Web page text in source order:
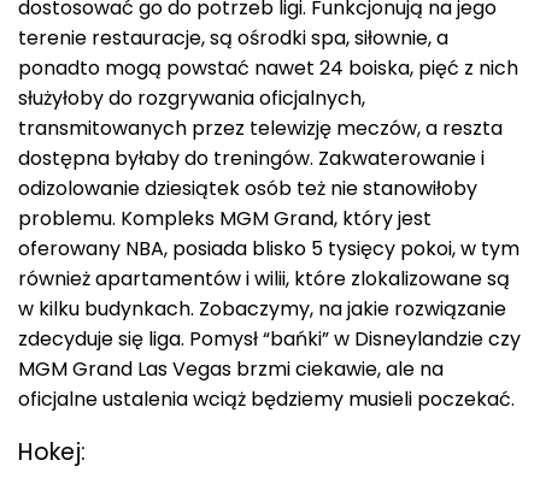
dostosować go do potrzeb ligi. Funkcjonują na jego
terenie restauracje, są ośrodki spa, siłownie, a
ponadto mogą powstać nawet 24 boiska, pięć z nich
służyłoby do rozgrywania oficjalnych,
transmitowanych przez telewizję meczów, a reszta
dostępna byłaby do treningów. Zakwaterowanie i
odizolowanie dziesiątek osób też nie stanowiłoby
problemu. Kompleks MGM Grand, który jest
oferowany NBA, posiada blisko 5 tysięcy pokoi, w tym
również apartamentów i wilii, które zlokalizowane są
w kilku budynkach. Zobaczymy, na jakie rozwiązanie
zdecyduje się liga. Pomysł “bańki” w Disneylandzie czy
MGM Grand Las Vegas brzmi ciekawie, ale na
oficjalne ustalenia wciąż będziemy musieli poczekać.
Hokej: